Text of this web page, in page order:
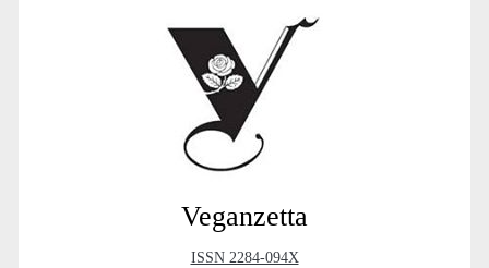
Veganzetta
ISSN 2284-094X